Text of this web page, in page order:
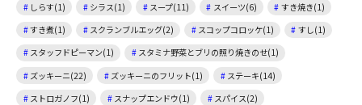
しらす(1)
シラス(1) スープ(11) スイーツ(6)
すき焼き(1)
すき煮(1)
スクランブルエッグ(2) スコップコロッケ(1)
すし(1)
スタッフドピーマン(1)
スタミナ野菜とブリの照り焼きのせ(1)
ズッキーニ(22)
ズッキーニのフリット(1)
ステーキ(14)
ストロガノフ(1)
スナップエンドウ(1)
スパイス(2)